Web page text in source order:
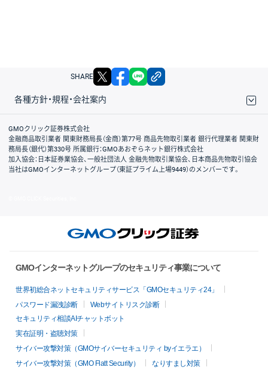
SHARE X facebook
各種方針・規程・会社案内
取引規程・約款
サイトマップ
その他のご案内
個人情報保護方針
最良執行方針
サイトのご利用について
ディスクレイマー
信託保全
リスク説明
会社案内
GMOクリック証券株式会社
金融商品取引業者 関東財務局長（金商）第77号 商品先物取引業者 銀行代理業者 関東財
務局長（銀代）第330号 所属銀行：GMOあおぞらネット銀行株式会社
加入協会：日本証券業協会、一般社団法人 金融先物取引業協会、日本商品先物取引協会
当社はGMOインターネットグループ（東証プライム上場9449）のメンバーです。
GMOインターネットグループのセキュリティ事業について
世界初総合ネットセキュリティサービス「GMOセキュリティ24」
パスワード漏洩診断
Webサイトリスク診断
セキュリティ相談AIチャットボット
実在証明・盗聴対策
サイバー攻撃対策（GMOサイバーセキュリティ byイエラエ）
サイバー攻撃対策（GMO Flatt Security）
なりすまし対策